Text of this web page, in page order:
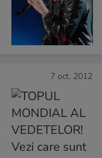
7 oct. 2012